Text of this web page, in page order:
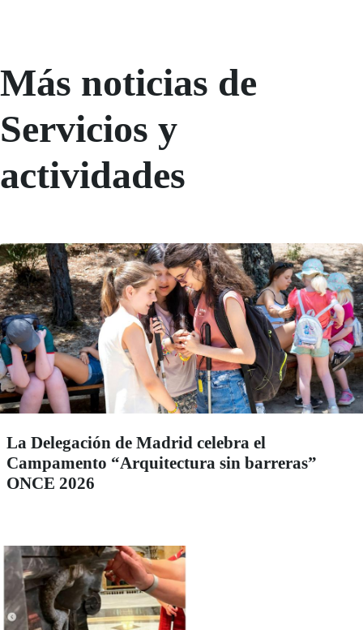
Más noticias de
Servicios y
actividades
La Delegación de Madrid celebra el
Campamento “Arquitectura sin barreras”
ONCE 2026